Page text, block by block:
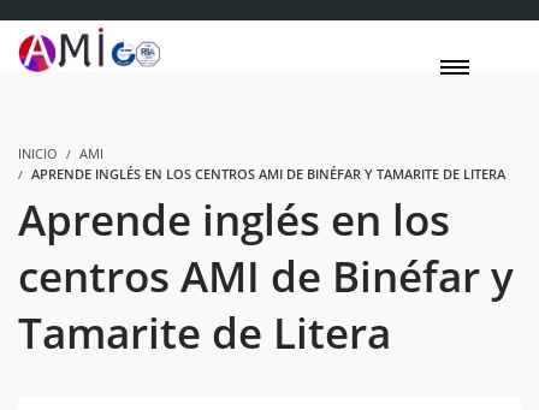
INICIO
AMI
APRENDE INGLÉS EN LOS CENTROS AMI DE BINÉFAR Y TAMARITE DE LITERA
Aprende inglés en los
centros AMI de Binéfar y
Tamarite de Litera